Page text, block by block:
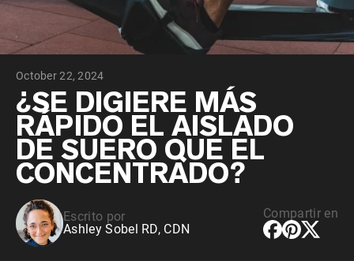
October 22, 2024
¿SE DIGIERE MÁS
RÁPIDO EL AISLADO
DE SUERO QUE EL
CONCENTRADO?
Escrito por
Ashley Sobel RD, CDN
Compartir en